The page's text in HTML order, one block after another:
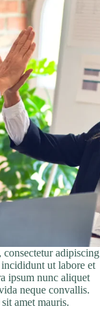
adipiscing
ut labore et
ipsum nunc aliquet
neque convallis.
amet mauris.